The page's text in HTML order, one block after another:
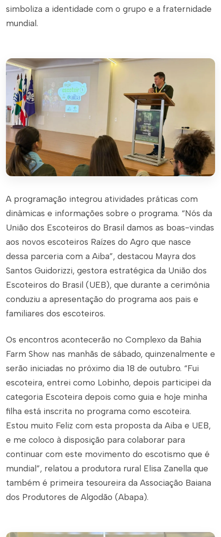
simboliza a identidade com o grupo e a fraternidade
mundial.
A programação integrou atividades práticas com
dinâmicas e informações sobre o programa. “Nós da
União dos Escoteiros do Brasil damos as boas-vindas
aos novos escoteiros Raízes do Agro que nasce
dessa parceria com a Aiba”, destacou Mayra dos
Santos Guidorizzi, gestora estratégica da União dos
Escoteiros do Brasil (UEB), que durante a cerimônia
conduziu a apresentação do programa aos pais e
familiares dos escoteiros.
Os encontros acontecerão no Complexo da Bahia
Farm Show nas manhãs de sábado, quinzenalmente e
serão iniciadas no próximo dia 18 de outubro. “Fui
escoteira, entrei como Lobinho, depois participei da
categoria Escoteira depois como guia e hoje minha
filha está inscrita no programa como escoteira.
Estou muito Feliz com esta proposta da Aiba e UEB,
e me coloco à disposição para colaborar para
continuar com este movimento do escotismo que é
mundial”, relatou a produtora rural Elisa Zanella que
também é primeira tesoureira da Associação Baiana
dos Produtores de Algodão (Abapa).